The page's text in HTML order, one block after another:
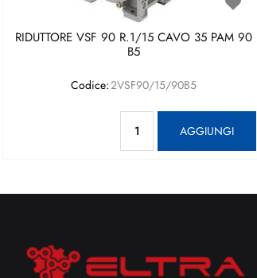
RIDUTTORE VSF 90 R.1/15 CAVO 35 PAM 90
B5
Codice:2VSF90/15/90B5
AGGIUNGI